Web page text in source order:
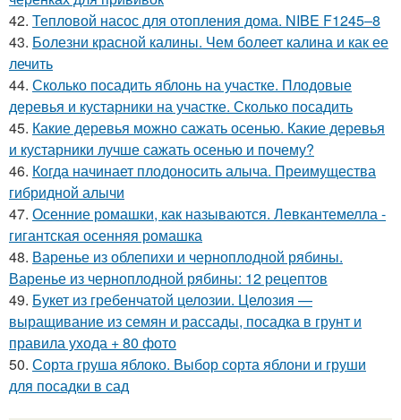
42. Тепловой насос для отопления дома. NIBE F1245–8
43. Болезни красной калины. Чем болеет калина и как ее
лечить
44. Сколько посадить яблонь на участке. Плодовые
деревья и кустарники на участке. Сколько посадить
45. Какие деревья можно сажать осенью. Какие деревья
и кустарники лучше сажать осенью и почему?
46. Когда начинает плодоносить алыча. Преимущества
гибридной алычи
47. Осенние ромашки, как называются. Левкантемелла -
гигантская осенняя ромашка
48. Варенье из облепихи и черноплодной рябины.
Варенье из черноплодной рябины: 12 рецептов
49. Букет из гребенчатой целозии. Целозия —
выращивание из семян и рассады, посадка в грунт и
правила ухода + 80 фото
50. Сорта груша яблоко. Выбор сорта яблони и груши
для посадки в сад